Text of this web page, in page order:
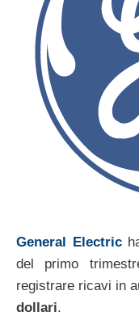
General Electric
del primo
registrare ricavi in
dollari.